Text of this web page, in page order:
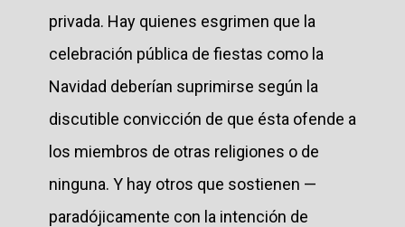
privada. Hay quienes esgrimen que la
celebración pública de fiestas como la
Navidad deberían suprimirse según la
discutible convicción de que ésta ofende a
los miembros de otras religiones o de
ninguna. Y hay otros que sostienen —
paradójicamente con la intención de